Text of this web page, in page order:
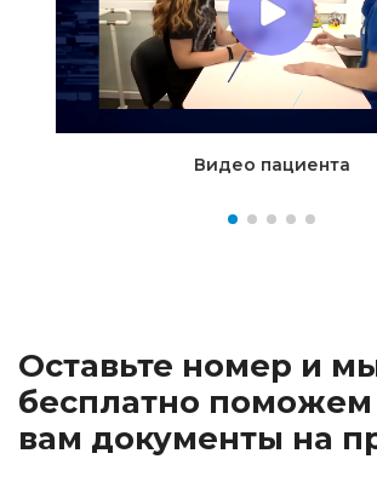
Видео пациента
Оставьте номер и
бесплатно поможем
вам документы на